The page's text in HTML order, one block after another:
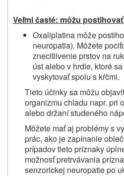
Veľmi časté: môžu
Oxaliplatina môže
neuropatia). Môžete
znecitlivenie prstov na
úst alebo v hrdle, ktoré
vyskytovať spolu s kŕčmi.
Tieto účinky sa môžu
organizmu chladu napr. pri
alebo držaní studeného
Môžete mať aj problémy s
prác, ako je zapínanie
prípadov tieto príznaky
možnosť pretrvávania
senzorickej neuropatie po